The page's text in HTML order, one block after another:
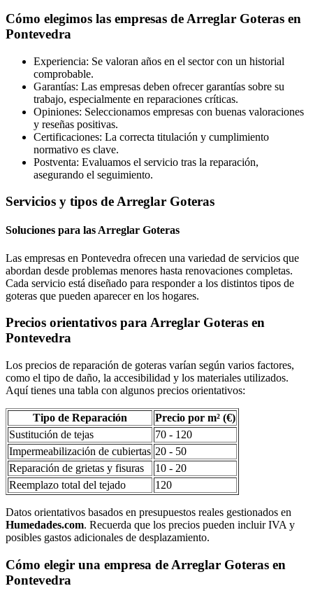
Cómo elegimos las empresas de Arreglar Goteras en
Pontevedra
Experiencia: Se valoran años en el sector con un historial
comprobable.
Garantías: Las empresas deben ofrecer garantías sobre su
trabajo, especialmente en reparaciones críticas.
Opiniones: Seleccionamos empresas con buenas valoraciones
y reseñas positivas.
Certificaciones: La correcta titulación y cumplimiento
normativo es clave.
Postventa: Evaluamos el servicio tras la reparación,
asegurando el seguimiento.
Servicios y tipos de Arreglar Goteras
Soluciones para las Arreglar Goteras
Las empresas en Pontevedra ofrecen una variedad de servicios que
abordan desde problemas menores hasta renovaciones completas.
Cada servicio está diseñado para responder a los distintos tipos de
goteras que pueden aparecer en los hogares.
Precios orientativos para Arreglar Goteras en
Pontevedra
Los precios de reparación de goteras varían según varios factores,
como el tipo de daño, la accesibilidad y los materiales utilizados.
Aquí tienes una tabla con algunos precios orientativos:
Tipo de Reparación
Precio por m² (€)
Sustitución de tejas
70 - 120
Impermeabilización de cubiertas 20 - 50
Reparación de grietas y fisuras
10 - 20
Reemplazo total del tejado
120
Datos orientativos basados en presupuestos reales gestionados en
Humedades.com. Recuerda que los precios pueden incluir IVA y
posibles gastos adicionales de desplazamiento.
Cómo elegir una empresa de Arreglar Goteras en
Pontevedra